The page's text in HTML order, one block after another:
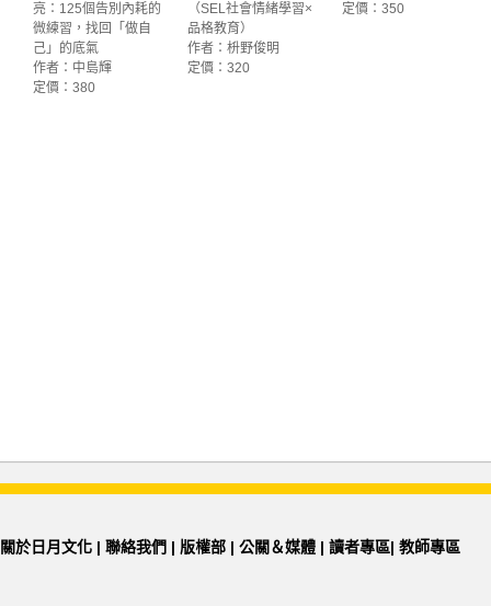
亮：125個告別內耗的
微練習，找回「做自
己」的底氣
作者：中島輝
定價：380
（SEL社會情緒學習×
品格教育）
作者：枡野俊明
定價：320
定價：350
關於日月文化 | 聯絡我們 | 版權部 | 公關＆媒體 | 讀者專區| 教師專區